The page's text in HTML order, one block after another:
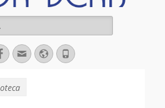
Facebook
EmailWebsiteFone